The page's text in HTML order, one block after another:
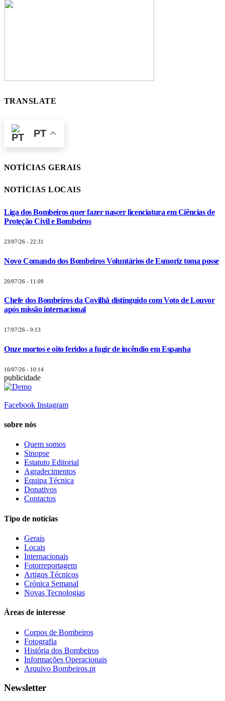
TRANSLATE
PT
NOTÍCIAS GERAIS
NOTÍCIAS LOCAIS
Liga dos Bombeiros quer fazer nascer licenciatura em Ciências de
Proteção Civil e Bombeiros
23/07/26 - 22:31
Novo Comando dos Bombeiros Voluntários de Esmoriz toma posse
20/07/26 - 11:09
Chefe dos Bombeiros da Covilhã distinguido com Voto de Louvor
após missão internacional
17/07/26 - 0:13
Onze mortos e oito feridos a fugir de incêndio em Espanha
10/07/26 - 10:14
publicidade
Facebook Instagram
sobre nós
Quem somos
Sinopse
Estatuto Editorial
Agradecimentos
Equipa Técnica
Donativos
Contactos
Tipo de notícias
Gerais
Locais
Internacionais
Fotorreportagem
Artigos Técnicos
Crónica Semanal
Novas Tecnologias
Áreas de interesse
Corpos de Bombeiros
Fotografia
História dos Bombeiros
Informações Operacionais
Arquivo Bombeiros.pt
Newsletter